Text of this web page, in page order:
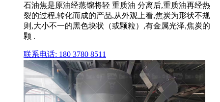
石油焦是原油经蒸馏将轻 重质油 分离后,重质油再经热
裂的过程,转化而成的产品,从外观上看,焦炭为形状不规
则,大小不一的黑色块状（或颗粒）,有金属光泽,焦炭的
颗 .
联系电话: 180 3780 8511